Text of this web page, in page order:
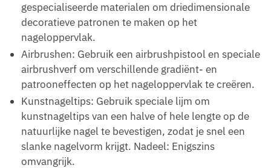
gespecialiseerde materialen om driedimensionale
decoratieve patronen te maken op het
nageloppervlak.
Airbrushen: Gebruik een airbrushpistool en speciale
airbrushverf om verschillende gradiënt- en
patrooneffecten op het nageloppervlak te creëren.
Kunstnageltips: Gebruik speciale lijm om
kunstnageltips van een halve of hele lengte op de
natuurlijke nagel te bevestigen, zodat je snel een
slanke nagelvorm krijgt. Nadeel: Enigszins
omvangrijk.